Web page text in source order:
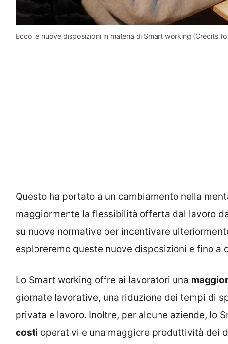
Ecco le nuove disposizioni in materia di Smart working (Credits
Questo ha portato a un cambiamento nella
maggiormente la flessibilità offerta dal lavoro
su nuove normative per incentivare
esploreremo queste nuove disposizioni e fino a
Lo Smart working offre ai lavoratori una
giornate lavorative, una riduzione dei tempi di
privata e lavoro. Inoltre, per alcune aziende, lo
costi operativi e una maggiore produttività dei